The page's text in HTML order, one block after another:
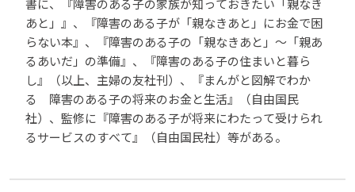
書に、『障害のある子の家族が知っておきたい「親なき
あと」』、『障害のある子が「親なきあと」にお金で困
らない本』、『障害のある子の「親なきあと」～「親あ
るあいだ」の準備』、『障害のある子の住まいと暮ら
し』（以上、主婦の友社刊）、『まんがと図解でわか
る 障害のある子の将来のお金と生活』（自由国民
社）、監修に『障害のある子が将来にわたって受けられ
るサービスのすべて』（自由国民社）等がある。